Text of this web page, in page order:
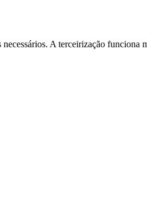
A terceirização